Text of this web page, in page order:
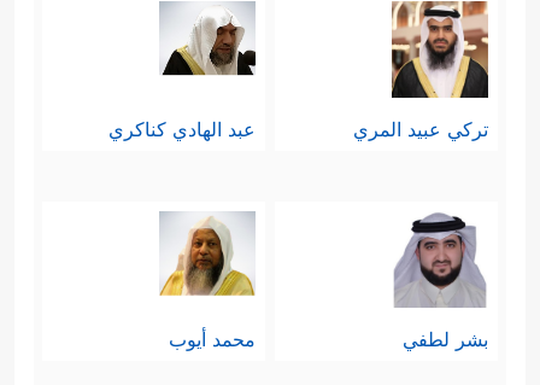
تركي عبيد المري عبد الهادي كناكري
بشر لطفي محمد أيوب